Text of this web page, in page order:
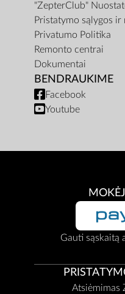
"ZepterClub"
Pristatymo sąlygos ir
Privatumo Politika
Remonto centrai
Dokumentai
BENDRAUKIME
Facebook
Youtube
Gauti sąskaitą
Atsiėmimas